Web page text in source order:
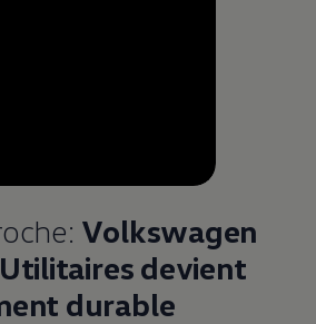
Remaining time, --:--
Volkswagen
devient
durable